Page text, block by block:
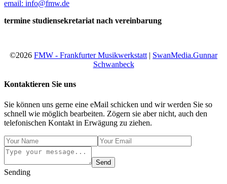
email: info@fmw.de
termine studiensekretariat nach vereinbarung
©2026 FMW - Frankfurter Musikwerkstatt | SwanMedia.Gunnar
Schwanbeck
Kontaktieren Sie uns
Sie können uns gerne eine eMail schicken und wir werden Sie so
schnell wie möglich bearbeiten. Zögern sie aber nicht, auch den
telefonischen Kontakt in Erwägung zu ziehen.
Send
Sending